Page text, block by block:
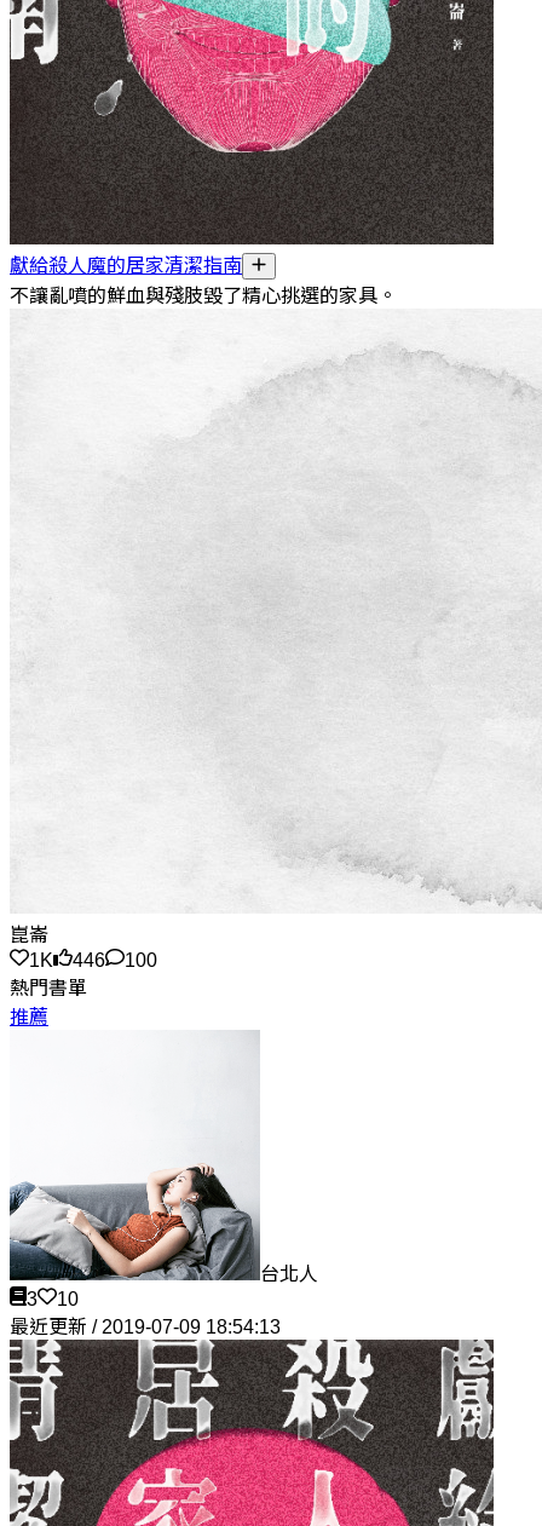
獻給殺人魔的居家清潔指南
不讓亂噴的鮮血與殘肢毀了精心挑選的家具。
崑崙
1K
446
100
熱門書單
推薦
台北人
3
10
最近更新 / 2019-07-09 18:54:13